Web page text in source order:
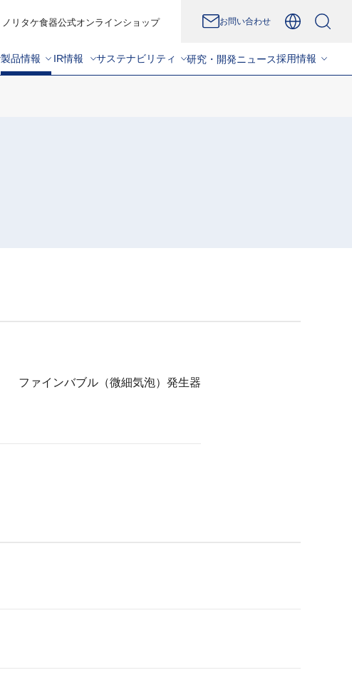
ノリタケ食器公式オンラインショップ お問い合わせ
製品情報 IR情報 サステナビリティ 研究・開発ニュース採用情報
ファインバブル（微細気泡）発生器